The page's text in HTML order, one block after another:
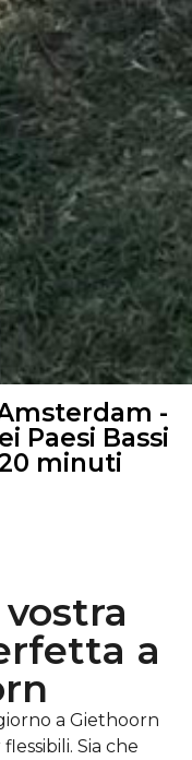
-
Paesi Bassi
minuti
a
a Giethoorn
Sia che